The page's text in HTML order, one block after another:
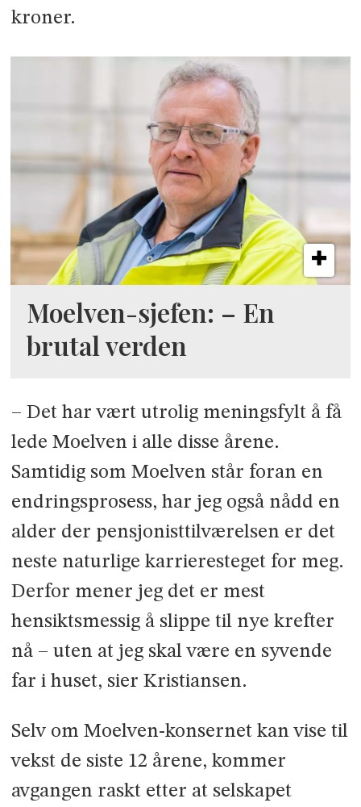
kroner.
Moelven-sjefen: – En
brutal verden
– Det har vært utrolig meningsfylt å få
lede Moelven i alle disse årene.
Samtidig som Moelven står foran en
endringsprosess, har jeg også nådd en
alder der pensjonisttilværelsen er det
neste naturlige karrieresteget for meg.
Derfor mener jeg det er mest
hensiktsmessig å slippe til nye krefter
nå – uten at jeg skal være en syvende
far i huset, sier Kristiansen.
Selv om Moelven-konsernet kan vise til
vekst de siste 12 årene, kommer
avgangen raskt etter at selskapet